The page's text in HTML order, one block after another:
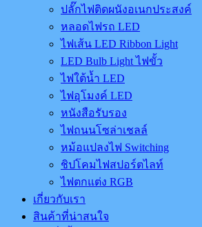
ปลั๊กไฟติดผนังอเนกประสงค์
หลอดไฟรถ LED
ไฟเส้น LED Ribbon Light
LED Bulb Light ไฟขั้ว
ไฟใต้น้ำ LED
ไฟอุโมงค์ LED
หนังสือรับรอง
ไฟถนนโซล่าเชลล์
หม้อแปลงไฟ Switching
ชิปโคมไฟสปอร์ตไลท์
ไฟตกแต่ง RGB
เกี่ยวกับเรา
สินค้าที่น่าสนใจ